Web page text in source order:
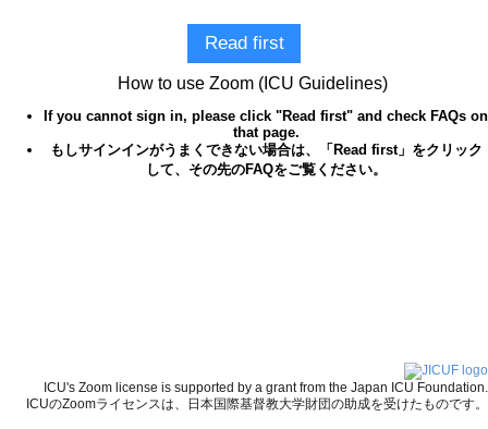
Read first
How to use Zoom (ICU Guidelines)
If you cannot sign in, please click "Read first" and check FAQs on
that page.
もしサインインがうまくできない場合は、「Read first」をクリック
して、その先のFAQをご覧ください。
ICU's Zoom license is supported by a grant from the Japan ICU Foundation.
ICUのZoomライセンスは、日本国際基督教大学財団の助成を受けたものです。